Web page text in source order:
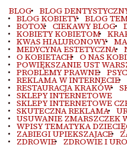
BLOG BLOG
BLOG KOBIETY BLOG
BOTOX CIEKAWY BLOG
KOBIETY KOBIETOM
KWAS HIALURONOWY
MEDYCYNA ESTETYCZNA
O KOBIETACH O NAS
POWIĘKSZANIE UST
PROBLEMY PRAWNE
REKLAMA W INTERNECIE
RESTAURACJA KRAKÓW
SKLEPY INTERNETOWE
SKLEPY INTERNETOWE
SKUTECZNA REKLAMA
USUWANIE ZMARSZCZEK
WPISY TEMATYKA
ZABIEGI UPIEKSZAJACE
ZDROWIE ZDROWIE I